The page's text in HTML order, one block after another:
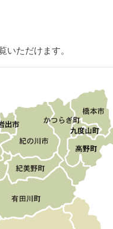
いただけます。